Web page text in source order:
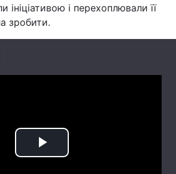
Статті
ініціативою і перехоплювали її
зробити.
Play